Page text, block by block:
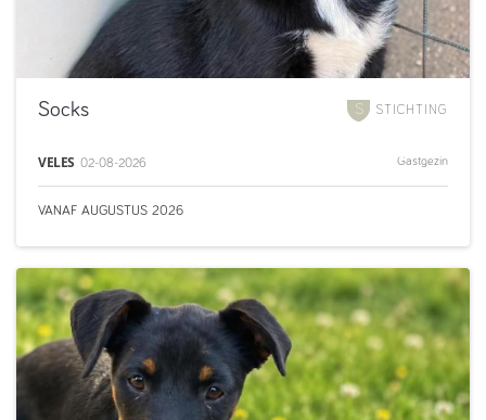
STICHTING
Socks
VELES 02-08-2026 Gastgezin
VANAF AUGUSTUS 2026